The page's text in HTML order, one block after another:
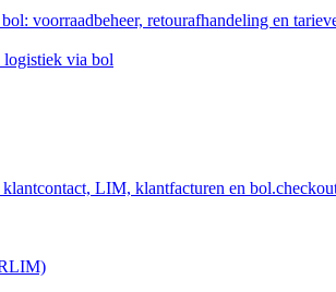
voorraadbeheer, retourafhandeling en
logistiek via bol
LIM, klantfacturen en